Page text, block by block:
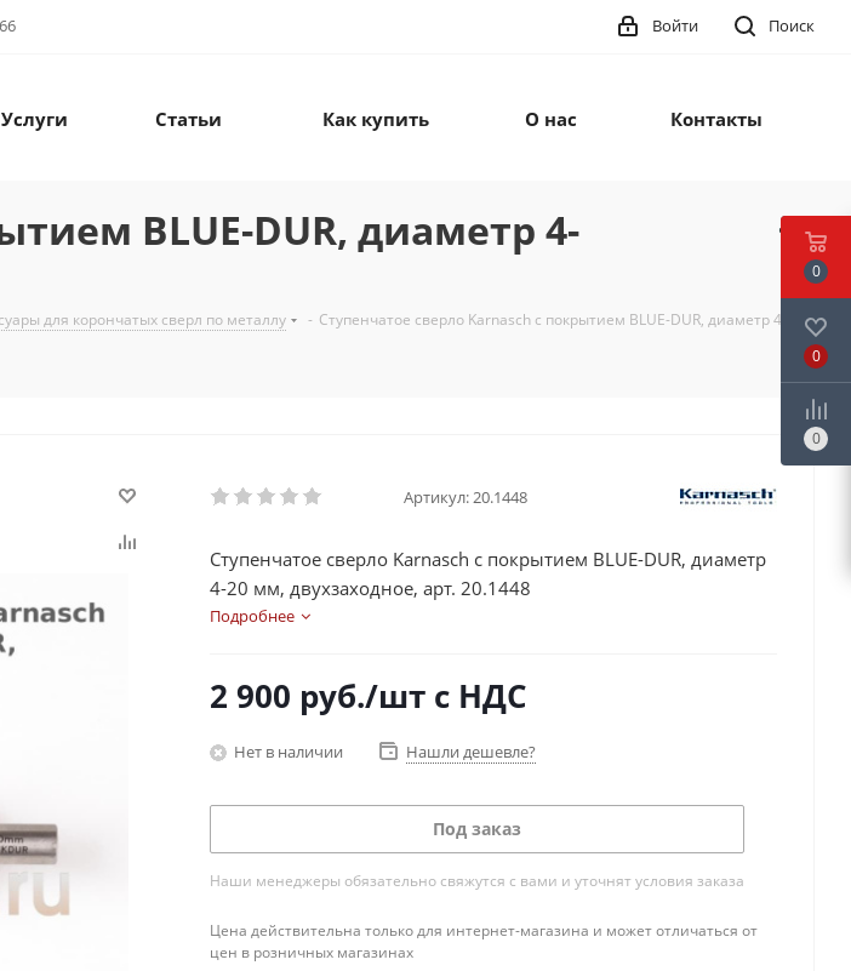
Поиск
Войти
Услуги Статьи Как купить О нас Контакты
BLUE-DUR, диаметр 4-
для корончатых сверл по металлу - Ступенчатое сверло Karnasch с покрытием BLUE-DUR, диаметр 4-20
Артикул:20.1448
Ступенчатое сверло Karnasch с покрытием BLUE-DUR, диаметр
4-20 мм, двухзаходное, арт. 20.1448
Подробнее
2 900 руб./шт с НДС
Нет в наличии Нашли дешевле?
Под заказ
Наши менеджеры обязательно свяжутся с вами и уточнят условия заказа
Цена действительна только для интернет-магазина и может отличаться от
цен в розничных магазинах
0
0
0